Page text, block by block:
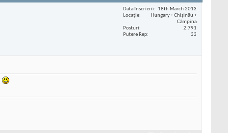
Data înscrierii
18th March 2013
Locaţie
Hungary + Chișinău +
Câmpina
Posturi
2.791
Putere Rep
33